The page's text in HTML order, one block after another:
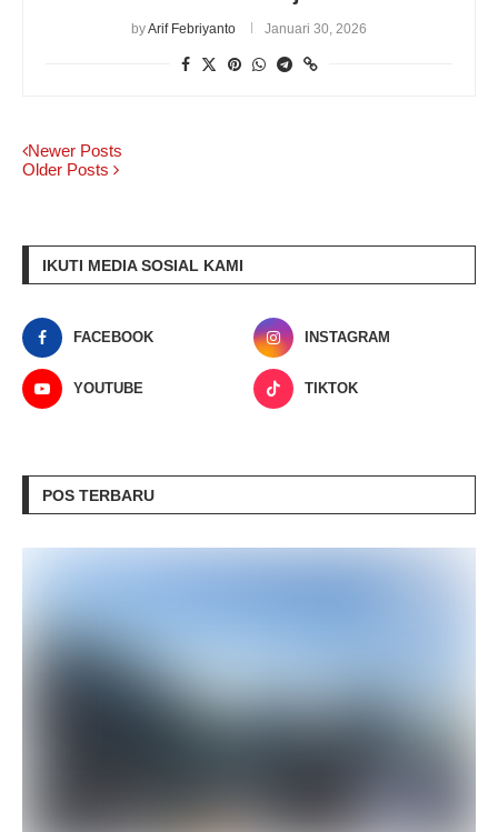
byArif Febriyanto Januari 30, 2026
Newer Posts
Older Posts
IKUTI MEDIA SOSIAL KAMI
FACEBOOK INSTAGRAM
YOUTUBE TIKTOK
POS TERBARU